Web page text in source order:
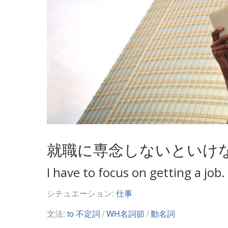
就職に専念しないといけ
I have to focus on getting a job.
シチュエーション: 仕事
文法: to 不定詞 /WH名詞節 /動名詞